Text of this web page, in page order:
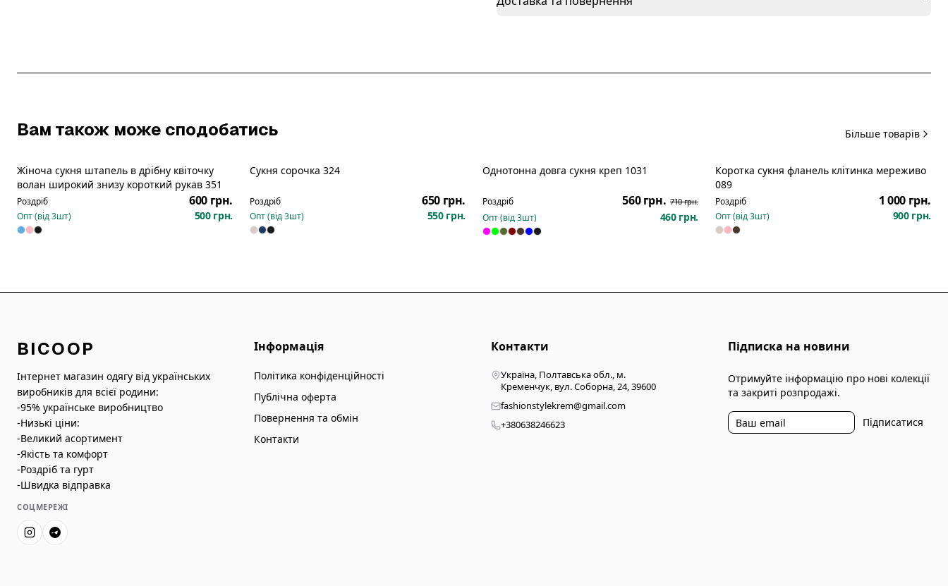
Вам також може сподобатись Більше товарів
Жіноча сукня штапель в дрібну квіточку
волан широкий знизу короткий рукав 351
Роздріб 600 грн.
Опт (від3шт) 500 грн.
Сукня сорочка 324
Роздріб 650 грн.
Опт (від3шт) 550 грн.
Однотонна довга сукня креп 1031
Роздріб 560 грн. 710 грн.
Опт (від3шт) 460 грн.
Коротка сукня фланель клітинка мереживо
089
Роздріб 1 000 грн.
Опт (від3шт) 900 грн.
BICOOP
Інтернет магазин одягу від українських
виробників для всієї родини:
-95% українське виробництво
-Низькі ціни:
-Великий асортимент
-Якість та комфорт
-Роздріб та гурт
-Швидка відправка
СОЦМЕРЕЖІ
Інформація
Політика конфіденційності
Публічна оферта
Повернення та обмін
Контакти
Контакти
Україна, Полтавська обл., м.
Кременчук, вул. Соборна, 24, 39600
fashionstylekrem@gmail.com
+380638246623
Підписка на новини
Отримуйте інформацію про нові колекції
та закриті розпродажі.
Підписатися